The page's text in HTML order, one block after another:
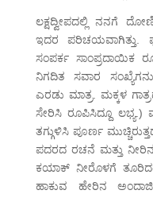
ಲಕ್ಷದ್ವೀಪದಲ್ಲಿ ನನಗೆ
ಇದರ
ಸಂಪರ್ಕ ಸಾಂಪ್ರದಾಯಿಕ
ನಿಗದಿತ ಸವಾರ
ಎರಡು ಮಾತ್ರ. ಮಕ್ಕಳ
ಸೇರಿಸಿ ರೂಪಿಸಿದ್ದೂ ಲಭ್ಯ.)
ತಗ್ಗುಳಿಸಿ ಪೂರ್ಣ
ಪದರದ ರಚನೆ ಮತ್ತು
ಕಯಾಕ್ ನೀರೊಳಗೆ
ಹಾಕುವ ಹೇರಿನ